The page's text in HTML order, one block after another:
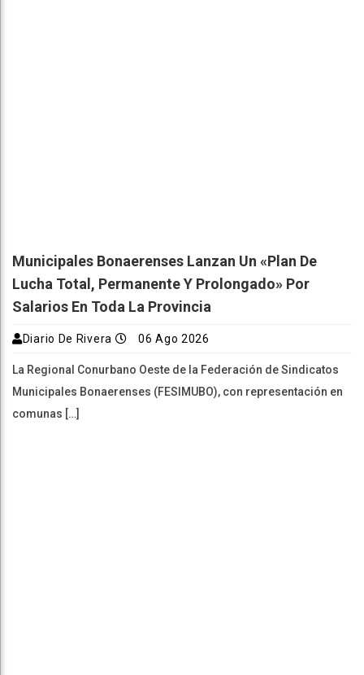
Municipales Bonaerenses Lanzan Un «plan De
Lucha Total, Permanente Y Prolongado» Por
Salarios En Toda La Provincia
Diario De Rivera 06 Ago 2026
La Regional Conurbano Oeste de la Federación de Sindicatos
Municipales Bonaerenses (FESIMUBO), con representación en
comunas […]